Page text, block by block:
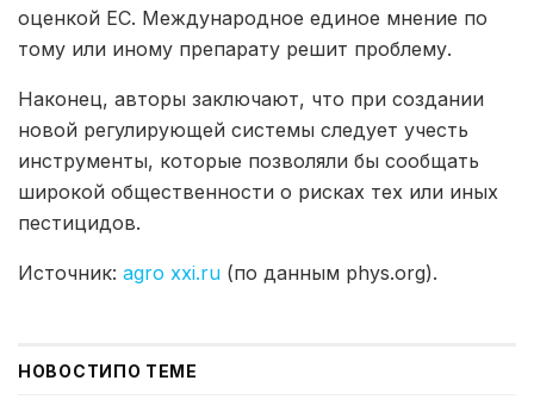
оценкой ЕС. Международное единое мнение по
тому или иному препарату решит проблему.
Наконец, авторы заключают, что при создании
новой регулирующей системы следует учесть
инструменты, которые позволяли бы сообщать
широкой общественности о рисках тех или иных
пестицидов.
Источник: agro xxi.ru (по данным phys.org).
НОВОСТИПО ТЕМЕ